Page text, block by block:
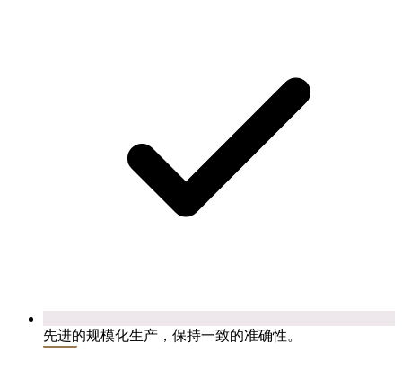
先进的规模化生产，保持一致的准确性。